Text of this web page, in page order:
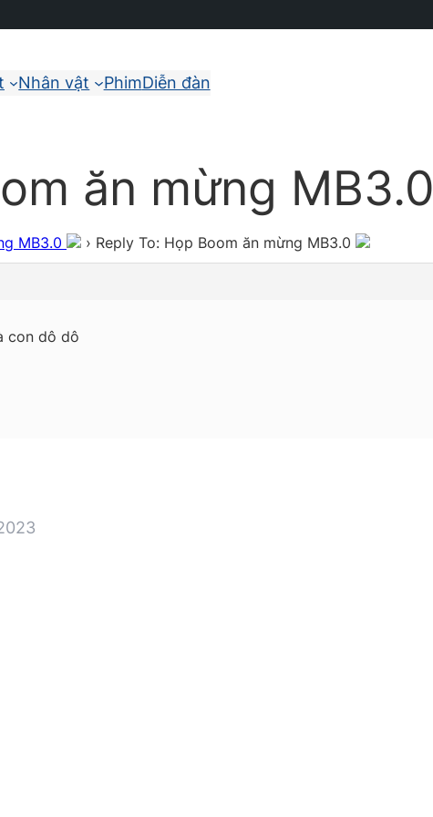
Nhân vật PhimDiễn đàn
ăn mừng MB3.0
MB3.0 › Reply To: Họp Boom ăn mừng MB3.0
con dô dô